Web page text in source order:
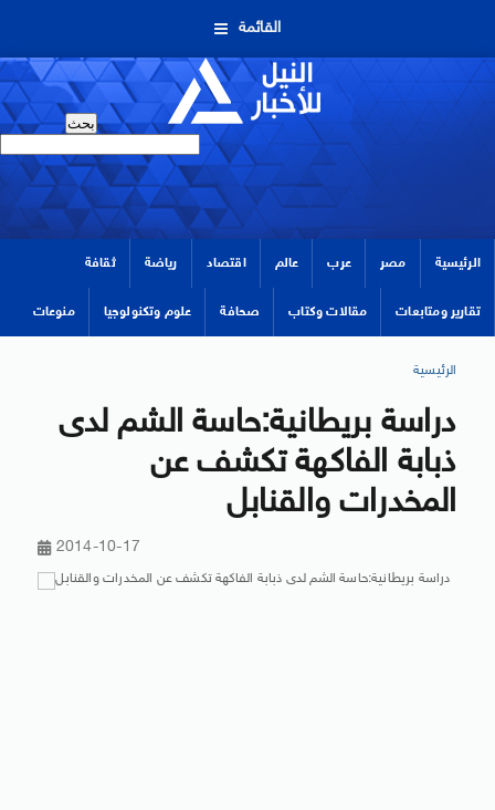
القائمة
الرئيسية مصر عرب عالم اقتصاد رياضة ثقافة
تقارير ومتابعات مقالات وكتاب صحافة علوم وتكنولوجيا منوعات
الرئيسية
دراسة بريطانية:حاسة الشم لدى
ذبابة الفاكهة تكشف عن
المخدرات والقنابل
2014-10-17